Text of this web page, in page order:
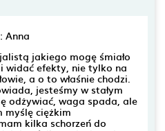
Anna
jakiego mogę śmiało
widać efekty, nie tylko na
a o to właśnie chodzi.
jesteśmy w stałym
odżywiać, waga spada, ale
myślę ciężkim
kilka schorzeń do